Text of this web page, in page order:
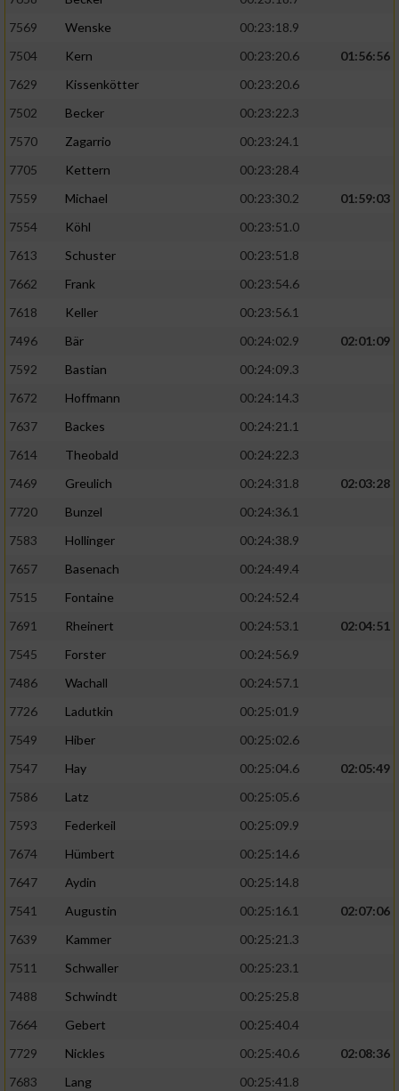
7569
Wenske
00:23:18.9
7504
Kern 00:23:20.6
01:56:56
7629
Kissenkötter
00:23:20.6
7502
Becker
00:23:22.3
7570
Zagarrio
00:23:24.1
7705
Kettern
00:23:28.4
7559
Michael 00:23:30.2
01:59:03
7554
Köhl
00:23:51.0
7613
Schuster
00:23:51.8
7662
Frank
00:23:54.6
7618
Keller
00:23:56.1
7496
Bär 00:24:02.9
02:01:09
7592
Bastian
00:24:09.3
7672
Hoffmann
00:24:14.3
7637
Backes
00:24:21.1
7614
Theobald
00:24:22.3
7469
Greulich 00:24:31.8
02:03:28
7720
Bunzel
00:24:36.1
7583
Hollinger
00:24:38.9
7657
Basenach
00:24:49.4
7515
Fontaine
00:24:52.4
7691
Rheinert 00:24:53.1
02:04:51
7545
Forster
00:24:56.9
7486
Wachall
00:24:57.1
7726
Ladutkin
00:25:01.9
7549
Hiber
00:25:02.6
7547
Hay 00:25:04.6
02:05:49
7586
Latz
00:25:05.6
7593
Federkeil
00:25:09.9
7674
Hümbert
00:25:14.6
7647
Aydin
00:25:14.8
7541
Augustin 00:25:16.1
02:07:06
7639
Kammer
00:25:21.3
7511
Schwaller
00:25:23.1
7488
Schwindt
00:25:25.8
7664
Gebert
00:25:40.4
7729
Nickles 00:25:40.6
02:08:36
7683
Lang
00:25:41.8